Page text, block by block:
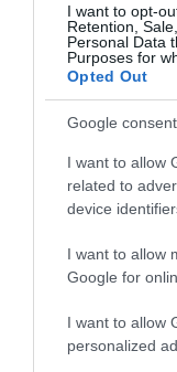
I want to opt-
Retention,
Personal Data
Purposes for
Opted Out
Google
I want to allow
related to
device
I want to allow
Google for
I want to allow
personalized